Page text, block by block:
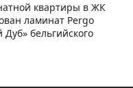
квартиры в ЖК
ламинат Pergo
бельгийского